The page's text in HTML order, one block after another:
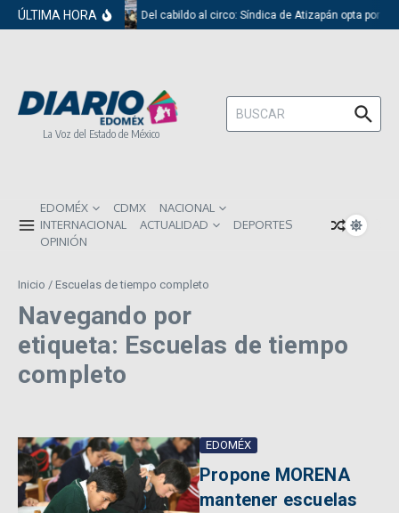
Saltar al contenido
ÚLTIMA HORA Del cabildo al circo: Síndica de Atizapán opta por
La Voz del Estado de México
Buscar:
EDOMÉX CDMX
NACIONAL
INTERNACIONAL
ACTUALIDAD
DEPORTES
OPINIÓN
Inicio / Escuelas de tiempo completo
Navegando por
etiqueta: Escuelas de tiempo
completo
EDOMÉX
Propone MORENA
mantener escuelas